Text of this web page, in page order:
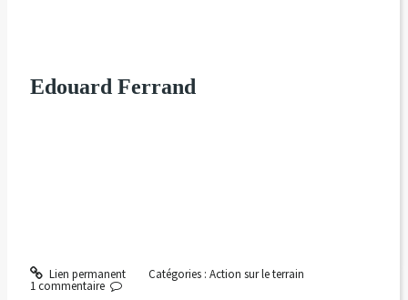
Edouard Ferrand
Lien permanent Catégories : Action sur le terrain
1 commentaire